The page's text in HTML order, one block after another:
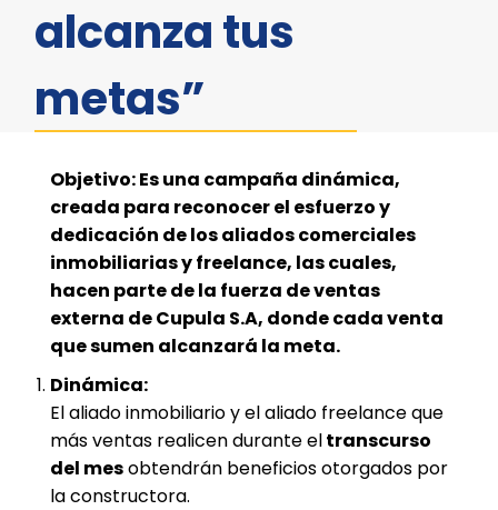
alcanza tus
metas”
Objetivo: Es una campaña dinámica,
creada para reconocer el esfuerzo y
dedicación de los aliados comerciales
inmobiliarias y freelance, las cuales,
hacen parte de la fuerza de ventas
externa de Cupula S.A, donde cada venta
que sumen alcanzará la meta.
Dinámica:
El aliado inmobiliario y el aliado freelance que
más ventas realicen durante eltranscurso
del mesobtendrán beneficios otorgados por
la constructora.